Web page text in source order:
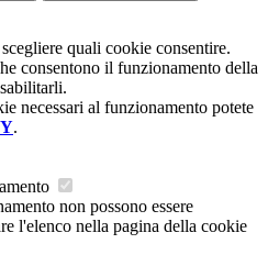
quali cookie consentire.
consentono il funzionamento della
necessari al funzionamento potete
.
non possono essere
l'elenco nella pagina della cookie